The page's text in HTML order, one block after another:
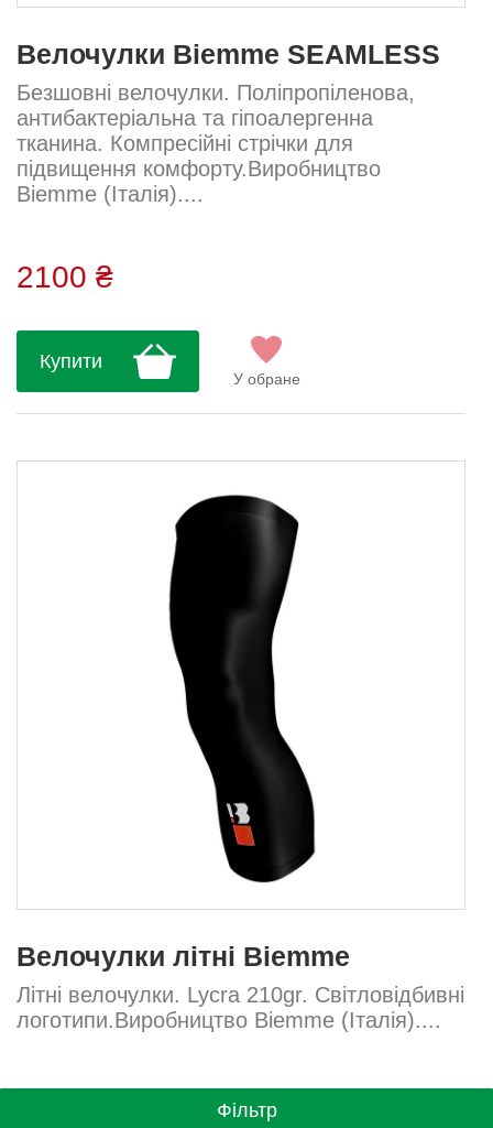
Фільтр
Велочулки Biemme SEAMLESS
Безшовні велочулки. Поліпропіленова,
антибактеріальна та гіпоалергенна
тканина. Компресійні стрічки для
підвищення комфорту.Виробництво
Biemme (Італія)....
2100 ₴
Купити
У обране
Велочулки літні Biemme
Літні велочулки. Lycra 210gr. Світловідбивні
логотипи.Виробництво Biemme (Італія)....